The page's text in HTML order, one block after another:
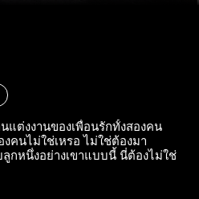
แต่งงานของเพื่อนรักทั้งสองคน
คนไม่ใช่เหรอ ไม่ใช่ต้องมา
กหนึ่งอย่างเขาแบบนี้ นี่ต้องไม่ใช่